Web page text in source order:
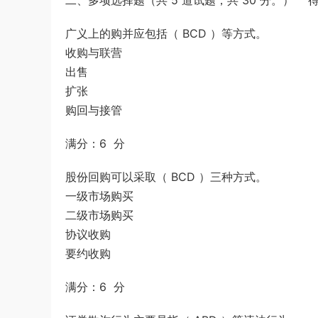
广义上的购并应包括（ BCD ）等方式。
收购与联营
出售
扩张
购回与接管
满分：6 分
股份回购可以采取（ BCD ）三种方式。
一级市场购买
二级市场购买
协议收购
要约收购
满分：6 分